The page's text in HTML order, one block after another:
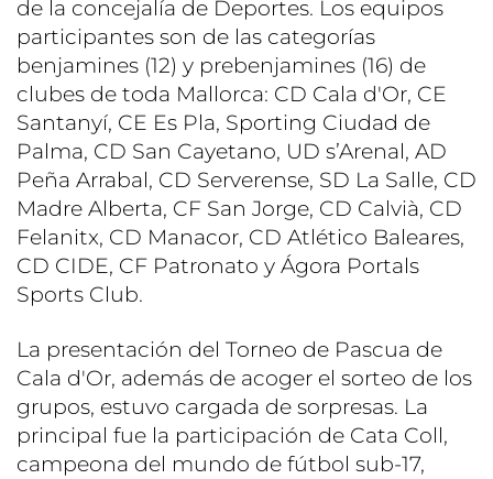
de la concejalía de Deportes. Los equipos
participantes son de las categorías
benjamines (12) y prebenjamines (16) de
clubes de toda Mallorca: CD Cala d'Or, CE
Santanyí, CE Es Pla, Sporting Ciudad de
Palma, CD San ​​Cayetano, UD s’Arenal, AD
Peña Arrabal, CD Serverense, SD La Salle, CD
Madre Alberta, CF San Jorge, CD Calvià, CD
Felanitx, CD Manacor, CD Atlético Baleares,
CD CIDE, CF Patronato y Ágora Portals
Sports Club.
La presentación del Torneo de Pascua de
Cala d'Or, además de acoger el sorteo de los
grupos, estuvo cargada de sorpresas. La
principal fue la participación de Cata Coll,
campeona del mundo de fútbol sub-17,